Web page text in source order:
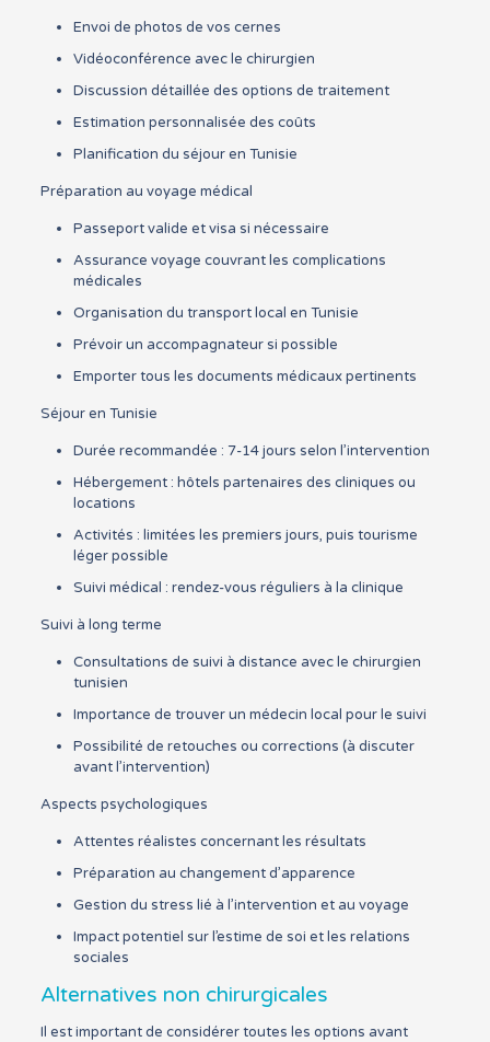
Envoi de photos de vos cernes
Vidéoconférence avec le chirurgien
Discussion détaillée des options de traitement
Estimation personnalisée des coûts
Planification du séjour en Tunisie
Préparation au voyage médical
Passeport valide et visa si nécessaire
Assurance voyage couvrant les complications
médicales
Organisation du transport local en Tunisie
Prévoir un accompagnateur si possible
Emporter tous les documents médicaux pertinents
Séjour en Tunisie
Durée recommandée : 7-14 jours selon l’intervention
Hébergement : hôtels partenaires des cliniques ou
locations
Activités : limitées les premiers jours, puis tourisme
léger possible
Suivi médical : rendez-vous réguliers à la clinique
Suivi à long terme
Consultations de suivi à distance avec le chirurgien
tunisien
Importance de trouver un médecin local pour le suivi
Possibilité de retouches ou corrections (à discuter
avant l’intervention)
Aspects psychologiques
Attentes réalistes concernant les résultats
Préparation au changement d’apparence
Gestion du stress lié à l’intervention et au voyage
Impact potentiel sur l’estime de soi et les relations
sociales
Alternatives non chirurgicales
Il est important de considérer toutes les options avant